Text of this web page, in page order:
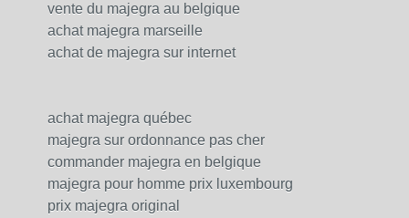
vente du majegra au belgique
achat majegra marseille
achat de majegra sur internet
achat majegra québec
majegra sur ordonnance pas cher
commander majegra en belgique
majegra pour homme prix luxembourg
prix majegra original